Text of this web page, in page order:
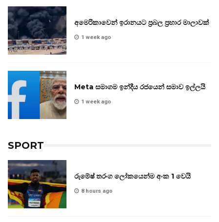
අමෙරිකාවෙන් ඉරානයට ප්‍රබල ප්‍රහාර මාලාවක්
1 week ago
Meta සමාගම ඉන්දීය රජයෙන් සමාව ඉල්ලයි
1 week ago
SPORT
රුමේෂ් තරංග ලෝකයෙන්ම අංක 1 වෙයි
8 hours ago